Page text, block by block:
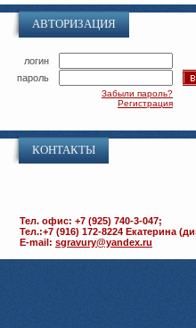
АВТОРИЗАЦИЯ
логин
пароль
Забыли пароль?
Регистрация
КОНТАКТЫ
Тел. офис: +7 (925) 740-3-047;
Тел.:+7 (916) 172-8224 Екатерина
E-mail: sgravury@yandex.ru